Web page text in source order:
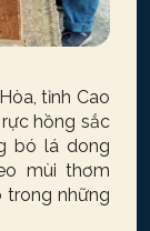
tỉnh Cao
hồng sắc
bó lá dong
mùi thơm
trong những